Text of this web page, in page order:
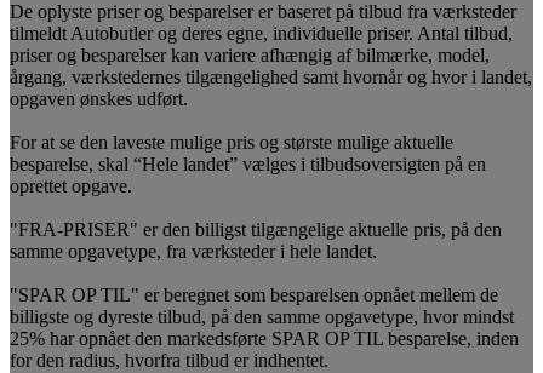
De oplyste priser og besparelser er baseret på tilbud fra værksteder
tilmeldt Autobutler og deres egne, individuelle priser. Antal tilbud,
priser og besparelser kan variere afhængig af bilmærke, model,
årgang, værkstedernes tilgængelighed samt hvornår og hvor i landet,
opgaven ønskes udført.
For at se den laveste mulige pris og største mulige aktuelle
besparelse, skal “Hele landet” vælges i tilbudsoversigten på en
oprettet opgave.
"FRA-PRISER" er den billigst tilgængelige aktuelle pris, på den
samme opgavetype, fra værksteder i hele landet.
"SPAR OP TIL" er beregnet som besparelsen opnået mellem de
billigste og dyreste tilbud, på den samme opgavetype, hvor mindst
25% har opnået den markedsførte SPAR OP TIL besparelse, inden
for den radius, hvorfra tilbud er indhentet.